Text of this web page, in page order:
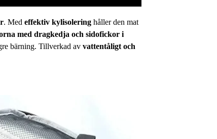
. Med effektiv kylisoleringhåller den mat
med dragkedja och sidofickor i
bärning. Tillverkad av vattentåligt och